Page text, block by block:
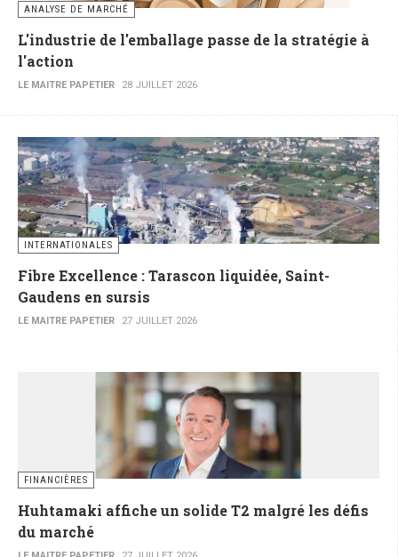
ANALYSE DE MARCHÉ
L'industrie de l'emballage passe de la stratégie à
l'action
LE MAITRE PAPETIER 28 JUILLET 2026
INTERNATIONALES
Fibre Excellence : Tarascon liquidée, Saint-
Gaudens en sursis
LE MAITRE PAPETIER 27 JUILLET 2026
FINANCIÈRES
Huhtamaki affiche un solide T2 malgré les défis
du marché